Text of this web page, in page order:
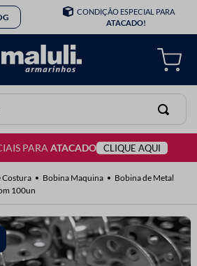
CONDIÇÃO ESPECIAL PARA
ATACADO!
PARAATACADO CLIQUE AQUI
Costura Bobina Maquina
Bobina de Metal
100un